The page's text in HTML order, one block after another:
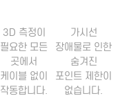
3D 측정이
필요한 모든
곳에서
케이블 없이
작동합니다.
가시선
장애물로 인한
숨겨진
포인트 제한이
없습니다.